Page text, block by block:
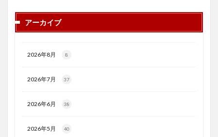
アーカイブ
2026年8月 8
2026年7月 37
2026年6月 38
2026年5月 40